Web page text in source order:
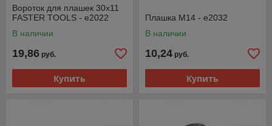
Вороток для плашек 30x11
FASTER TOOLS - e2022
В наличии
19,86 руб.
Купить
Плашка М14 - e2032
В наличии
10,24 руб.
Купить